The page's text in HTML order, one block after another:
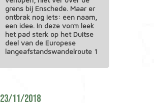
grens bij Enschede. Maar er
ontbrak nog iets: een naam,
een idee. In deze vorm leek
het pad sterk op het Duitse
deel van de Europese
langeafstandswandelroute 1
23/11/2018